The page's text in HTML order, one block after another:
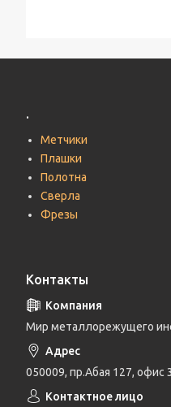
.
Метчики
Плашки
Полотна
Сверла
Фрезы
Контакты
Мир металлорежущего
050009, пр.Абая 127, офис